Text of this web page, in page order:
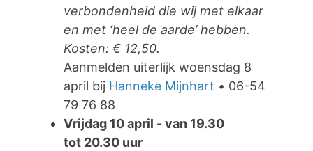
verbondenheid die wij met elkaar
en met ‘heel de aarde’ hebben.
Kosten: € 12,50.
Aanmelden uiterlijk woensdag 8
april bij Hanneke Mijnhart • 06-54
79 76 88
Vrijdag 10 april - van 19.30
tot 20.30 uur